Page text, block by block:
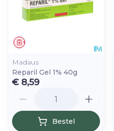
Geneesmiddel
Madaus
Reparil Gel 1% 40g
€ 8,59
Bestel